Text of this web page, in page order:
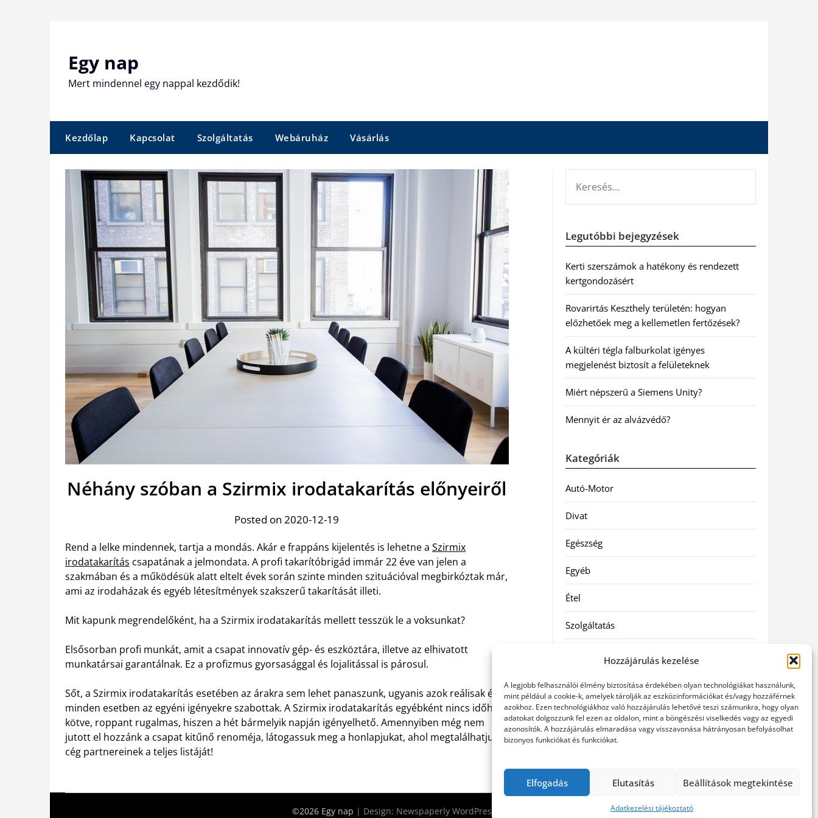
Hozzájárulás kezelése
A legjobb felhasználói élmény biztosítása érdekében olyan technológiákat használunk,
mint például a cookie-k, amelyek tárolják az eszközinformációkat és/vagy hozzáférnek
azokhoz. Ezen technológiákhoz való hozzájárulás lehetővé teszi számunkra, hogy olyan
adatokat dolgozzunk fel ezen az oldalon, mint a böngészési viselkedés vagy az egyedi
azonosítók. A hozzájárulás elmaradása vagy visszavonása hátrányosan befolyásolhat
bizonyos funkciókat és funkciókat.
Elfogadás Elutasítás Beállítások megtekintése
Adatkezelési tájékoztató
Egy nap
Mert mindennel egy nappal kezdődik!
Kezdőlap Kapcsolat Szolgáltatás Webáruház Vásárlás
Néhány szóban a Szirmix irodatakarítás előnyeiről
Posted on 2020-12-19
Rend a lelke mindennek, tartja a mondás. Akár e frappáns kijelentés is lehetne a Szirmix
irodatakarítás csapatának a jelmondata. A profi takarítóbrigád immár 22 éve van jelen a
szakmában és a működésük alatt eltelt évek során szinte minden szituációval megbirkóztak már,
ami az irodaházak és egyéb létesítmények szakszerű takarítását illeti.
Mit kapunk megrendelőként, ha a Szirmix irodatakarítás mellett tesszük le a voksunkat?
Elsősorban profi munkát, amit a csapat innovatív gép- és eszköztára, illetve az elhivatott
munkatársai garantálnak. Ez a profizmus gyorsasággal és lojalitással is párosul.
Sőt, a Szirmix irodatakarítás esetében az árakra sem lehet panaszunk, ugyanis azok reálisak és
minden esetben az egyéni igényekre szabottak. A Szirmix irodatakarítás egyébként nincs időhöz
kötve, roppant rugalmas, hiszen a hét bármelyik napján igényelhető. Amennyiben még nem
jutott el hozzánk a csapat kitűnő renoméja, látogassuk meg a honlapjukat, ahol megtalálhatjuk a
cég partnereinek a teljes listáját!
Legutóbbi bejegyzések
Kerti szerszámok a hatékony és rendezett
kertgondozásért
Rovarirtás Keszthely területén: hogyan
előzhetőek meg a kellemetlen fertőzések?
A kültéri tégla falburkolat igényes
megjelenést biztosít a felületeknek
Miért népszerű a Siemens Unity?
Mennyit ér az alvázvédő?
Kategóriák
Autó-Motor
Divat
Egészség
Egyéb
Étel
Szolgáltatás
Webáruház
©2026 Egy nap | Design: Newspaperly WordPress Theme